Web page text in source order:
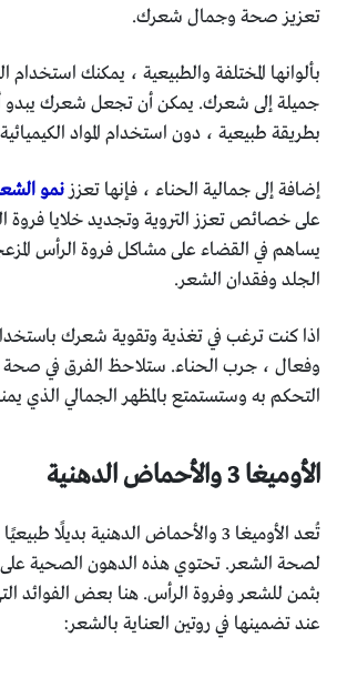
تعزيز صحة وجمال شعرك.
بألوانها المختلفة والطبيعية ، يمكنك استخدام
جميلة إلى شعرك. يمكن أن تجعل شعرك يبدو
بطريقة طبيعية ، دون استخدام المواد
إضافة إلى جمالية الحناء ، فإنها تعزز نمو
على خصائص تعزز التروية وتجديد خلايا فروة
يساهم في القضاء على مشاكل فروة الرأس
الجلد وفقدان الشعر.
اذا كنت ترغب في تغذية وتقوية شعرك
وفعال ، جرب الحناء. ستلاحظ الفرق في
التحكم به وستستمتع بالمظهر الجمالي الذي
الأوميغا 3 والأحماض الدهنية
تُعد الأوميغا 3 والأحماض الدهنية بديلًا
لصحة الشعر. تحتوي هذه الدهون الصحية على
بثمن للشعر وفروة الرأس. هنا بعض الفوائد
عند تضمينها في روتين العناية بالشعر: